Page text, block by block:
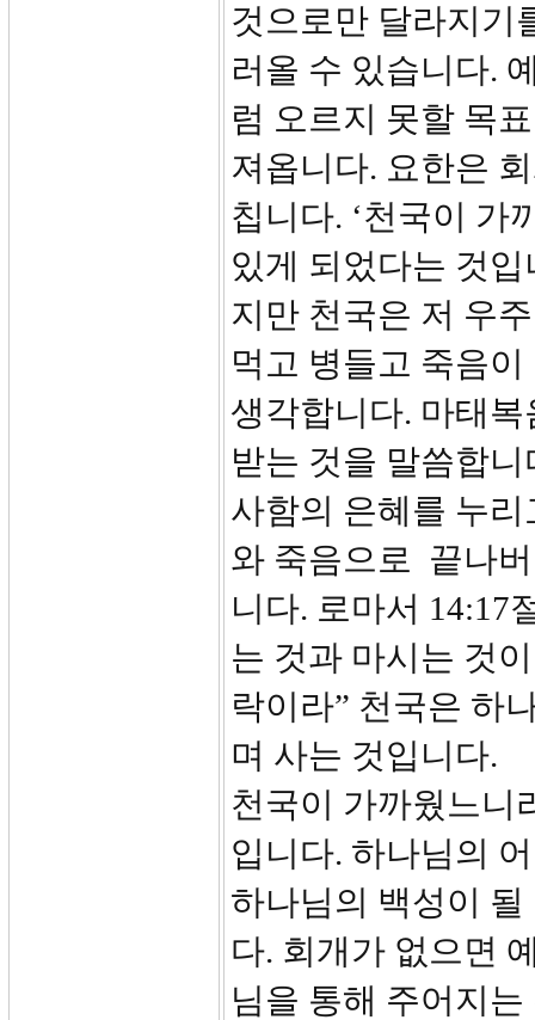
것으로만 달라지기
러올 수 있습니다.
럼 오르지 못할 목
져옵니다. 요한은
칩니다. ‘천국이 가
있게 되었다는 것
지만 천국은 저 우
먹고 병들고 죽음
생각합니다. 마태
받는 것을 말씀합
사함의 은혜를 누
와 죽음으로 끝나
니다. 로마서 14:17
는 것과 마시는 것
락이라” 천국은 하
며 사는 것입니다.
천국이 가까웠느니
입니다. 하나님의
하나님의 백성이
다. 회개가 없으면
님을 통해 주어지